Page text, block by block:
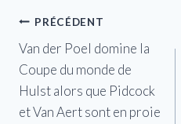
Navigation
de
l’article
PRÉCÉDENT
Van der Poel domine la
Coupe du monde de
Hulst alors que Pidcock
et Van Aert sont en proie